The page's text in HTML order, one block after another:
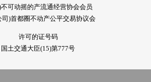
可动摇的产流通经营协会会员
司)首都圈不动产公平交易协议会
许可的证号码
国土交通大臣(15)第777号